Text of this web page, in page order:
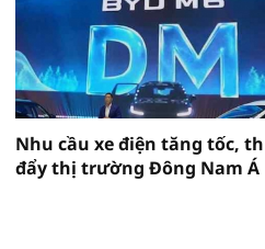
Nhu cầu xe điện tăng tốc,
đẩy thị trường Đông Nam Á